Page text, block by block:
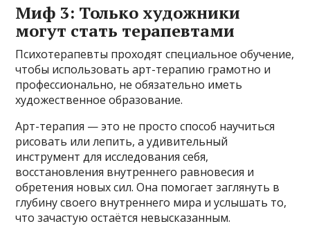
Миф 3: Только художники
могут стать терапевтами
Психотерапевты проходят специальное обучение,
чтобы использовать арт-терапию грамотно и
профессионально, не обязательно иметь
художественное образование.
Арт-терапия — это не просто способ научиться
рисовать или лепить, а удивительный
инструмент для исследования себя,
восстановления внутреннего равновесия и
обретения новых сил. Она помогает заглянуть в
глубину своего внутреннего мира и услышать то,
что зачастую остаётся невысказанным.